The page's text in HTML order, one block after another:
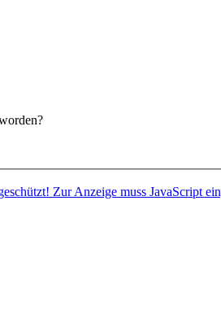
Zur Anzeige muss JavaScript